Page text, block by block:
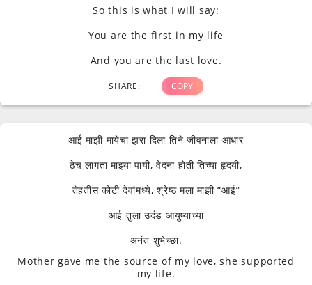
So this is what I will say:
You are the first in my life
And you are the last love.
SHARE: COPY
आई माझी मायेचा झरा दिला तिने जीवनाला आधार
ठेच लागता माझ्या पायी, वेदना होती तिच्या हृदयी,
तेहतीस कोटी देवांमध्ये, श्रेष्ठ मला माझी “आई”
आई तुला उदंड आयुष्याच्या
अनंत शुभेच्छा.
Mother gave me the source of my love, she supported
my life.